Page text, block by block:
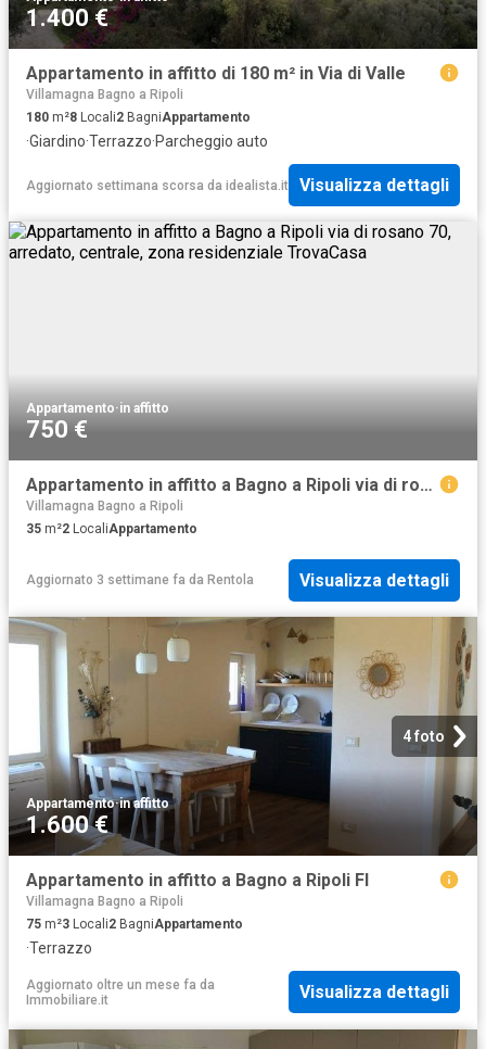
1.400 €
Appartamento in affitto di 180 m² in Via di Valle
Villamagna Bagno a Ripoli
180 m²8 Locali2 BagniAppartamento
·Giardino·Terrazzo·Parcheggio auto
Aggiornato settimana scorsa da idealista.it Visualizza dettagli
Appartamento·in affitto
750 €
Appartamento in affitto a Bagno a Ripoli via di rosano 70, arredato, centrale, zona residenziale TrovaCasa
Villamagna Bagno a Ripoli
35 m²2 LocaliAppartamento
Aggiornato 3 settimane fa da Rentola Visualizza dettagli
4 foto
Appartamento·in affitto
1.600 €
Appartamento in affitto a Bagno a Ripoli FI
Villamagna Bagno a Ripoli
75 m²3 Locali2 BagniAppartamento
·Terrazzo
Aggiornato oltre un mese fa da
Immobiliare.it
Visualizza dettagli